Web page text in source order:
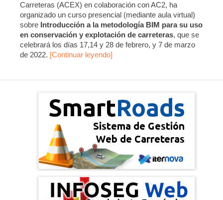
Carreteras (ACEX) en colaboración con AC2, ha
organizado un curso presencial (mediante aula virtual)
sobre Introducción a la metodología BIM para su uso
en conservación y explotación de carreteras, que se
celebrará los días 17,14 y 28 de febrero, y 7 de marzo
de 2022. [Continuar leyendo]